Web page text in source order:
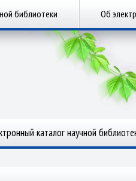
библиотеки Об
каталог научной